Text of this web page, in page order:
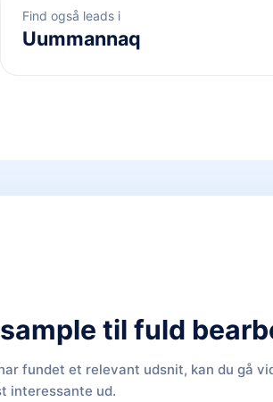
Find også leads i
Uummannaq
til fuld
fundet et relevant udsnit, kan du gå
interessante ud.